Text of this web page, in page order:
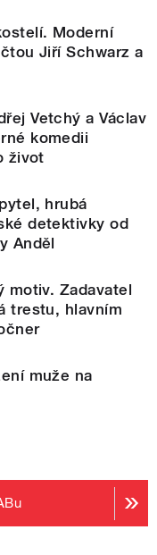
Moderní
Jiří Schwarz a
Vetchý a Václav
komedii
život
hrubá
detektivky od
Anděl
motiv. Zadavatel
trestu, hlavním
muže na